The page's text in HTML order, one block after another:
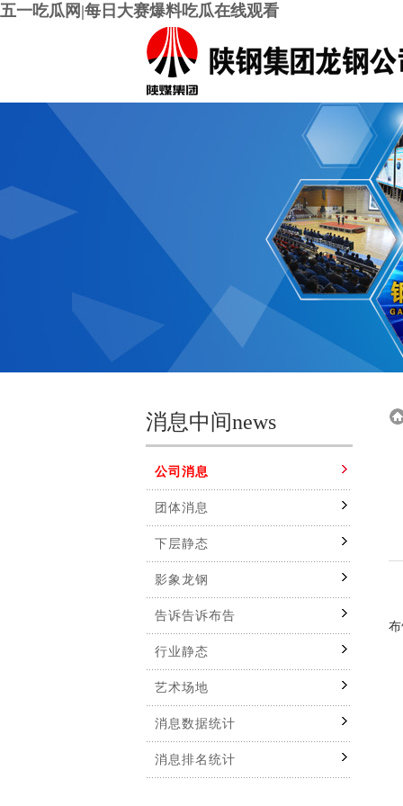
五一吃瓜网|每日大赛爆料吃瓜在线观看
消息中间news
公司消息
团体消息
下层静态
影象龙钢
告诉告诉布告
行业静态
艺术场地
消息数据统计
消息排名统计